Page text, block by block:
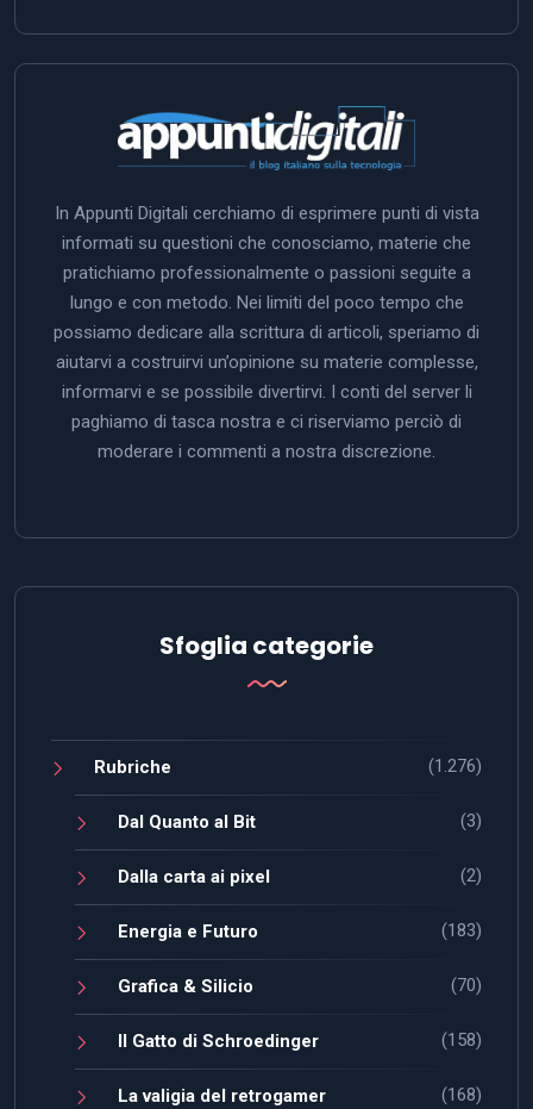
In Appunti Digitali cerchiamo di esprimere punti di vista
informati su questioni che conosciamo, materie che
pratichiamo professionalmente o passioni seguite a
lungo e con metodo. Nei limiti del poco tempo che
possiamo dedicare alla scrittura di articoli, speriamo di
aiutarvi a costruirvi un’opinione su materie complesse,
informarvi e se possibile divertirvi. I conti del server li
paghiamo di tasca nostra e ci riserviamo perciò di
moderare i commenti a nostra discrezione.
Sfoglia categorie
Rubriche (1.276)
Dal Quanto al Bit (3)
Dalla carta ai pixel (2)
Energia e Futuro (183)
Grafica & Silicio (70)
Il Gatto di Schroedinger (158)
La valigia del retrogamer (168)